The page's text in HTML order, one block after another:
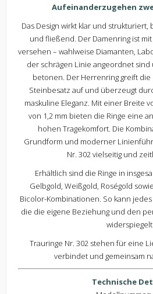
Aufeinanderzugehen
Das Design wirkt klar und
und fließend. Der Damenring ist
versehen – wahlweise Diamanten,
der schrägen Linie angeordnet
betonen. Der Herrenring greift
Steinbesatz auf und überzeugt
maskuline Eleganz. Mit einer Breite
von 1,2 mm bieten die Ringe eine
hohen Tragekomfort. Die
Grundform und moderner
Nr. 302 vielseitig und
Erhältlich sind die Ringe in
Gelbgold, Weißgold, Roségold
Bicolor-Kombinationen. So kann
die die eigene Beziehung und den
widerspiegelt.
Trauringe Nr. 302 stehen für eine
verbindet und gemeinsam
Technische